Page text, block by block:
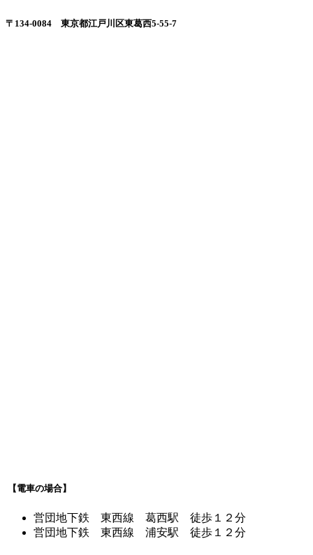
〒134-0084 東京都江戸川区東葛西5-55-7
【電車の場合】
営団地下鉄 東西線 葛西駅 徒歩１２分
営団地下鉄 東西線 浦安駅 徒歩１２分